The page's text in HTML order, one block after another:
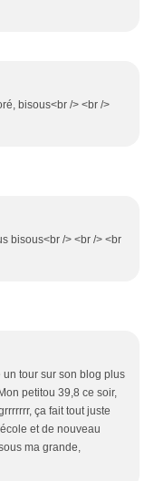
bisous<br /> <br />
bisous<br /> <br /> <br
tour sur son blog plus
petitou 39,8 ce soir,
ça fait tout juste
et de nouveau
ma grande,